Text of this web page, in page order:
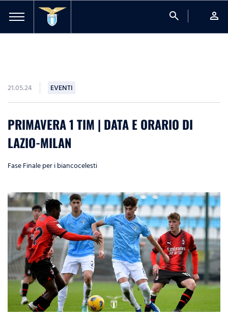
search person
21.05.24 EVENTI
PRIMAVERA 1 TIM | DATA E ORARIO DI
LAZIO-MILAN
Fase Finale per i biancocelesti